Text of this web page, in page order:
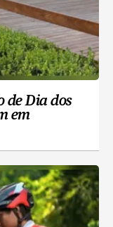
de Dia dos
em